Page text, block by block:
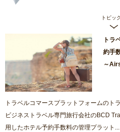
トピッ
トラ
約手
～
トラベルコマースプラットフォームのト
ビジネストラベル専門旅行会社のBCD
用したホテル予約手数料の管理プラット...